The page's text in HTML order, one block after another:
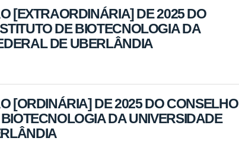
[EXTRAORDINÁRIA] DE 2025 DO
DE BIOTECNOLOGIA DA
DE UBERLÂNDIA
[ORDINÁRIA] DE 2025 DO CONSELHO
DA UNIVERSIDADE